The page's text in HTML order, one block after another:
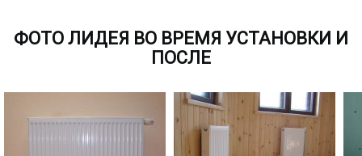
ФОТО ЛИДЕЯ ВО ВРЕМЯ УСТАНОВКИ И
ПОСЛЕ